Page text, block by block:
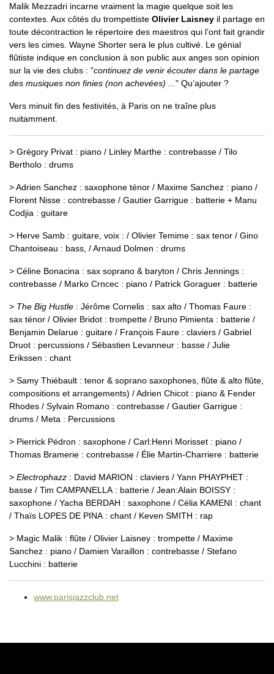
Malik Mezzadri incarne vraiment la magie quelque soit les
contextes. Aux côtés du trompettiste Olivier Laisney il partage en
toute décontraction le répertoire des maestros qui l’ont fait grandir
vers les cimes. Wayne Shorter sera le plus cultivé. Le génial
flûtiste indique en conclusion à son public aux anges son opinion
sur la vie des clubs : "continuez de venir écouter dans le partage
des musiques non finies (non achevées) ..." Qu’ajouter ?
Vers minuit fin des festivités, à Paris on ne traîne plus
nuitamment.
> Grégory Privat : piano / Linley Marthe : contrebasse / Tilo
Bertholo : drums
> Adrien Sanchez : saxophone ténor / Maxime Sanchez : piano /
Florent Nisse : contrebasse / Gautier Garrigue : batterie + Manu
Codjia : guitare
> Herve Samb : guitare, voix : / Olivier Temime : sax tenor / Gino
Chantoiseau : bass, / Arnaud Dolmen : drums
> Céline Bonacina : sax soprano & baryton / Chris Jennings :
contrebasse / Marko Crncec : piano / Patrick Goraguer : batterie
> The Big Hustle : Jérôme Cornelis : sax alto / Thomas Faure :
sax ténor / Olivier Bridot : trompette / Bruno Pimienta : batterie /
Benjamin Delarue : guitare / François Faure : claviers / Gabriel
Druot : percussions / Sébastien Levanneur : basse / Julie
Erikssen : chant
> Samy Thiébault : tenor & soprano saxophones, flûte & alto flûte,
compositions et arrangements) / Adrien Chicot : piano & Fender
Rhodes / Sylvain Romano : contrebasse / Gautier Garrigue :
drums / Meta : Percussions
> Pierrick Pédron : saxophone / Carl:Henri Morisset : piano /
Thomas Bramerie : contrebasse / Élie Martin-Charriere : batterie
> Electrophazz : David MARION : claviers / Yann PHAYPHET :
basse / Tim CAMPANELLA : batterie / Jean:Alain BOISSY :
saxophone / Yacha BERDAH : saxophone / Célia KAMENI : chant
/ Thaïs LOPES DE PINA : chant / Keven SMITH : rap
> Magic Malik : flûte / Olivier Laisney : trompette / Maxime
Sanchez : piano / Damien Varaillon : contrebasse / Stefano
Lucchini : batterie
www.parisjazzclub.net